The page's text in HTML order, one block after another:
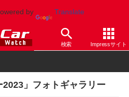
by Translate
検索 Impressサイト
ラリー
」フォトギャラリー